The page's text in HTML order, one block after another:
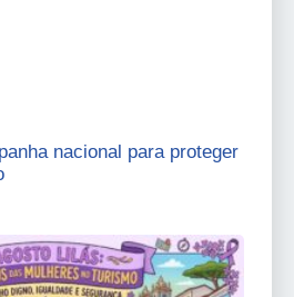
nacional para proteger